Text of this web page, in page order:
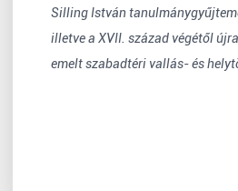
Silling István
illetve a XVII. század végétől
emelt szabadtéri vallás- és